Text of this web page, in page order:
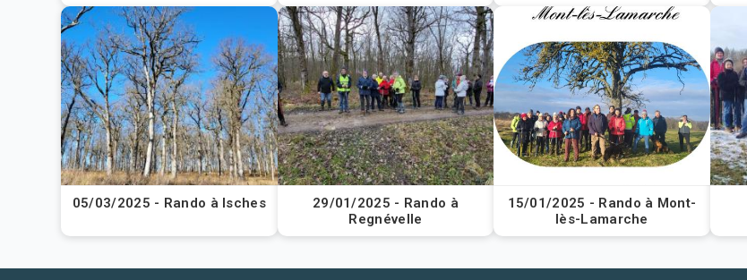
05/03/2025 - Rando à Isches
29/01/2025 - Rando à
Regnévelle
15/01/2025 - Rando à Mont-
lès-Lamarche